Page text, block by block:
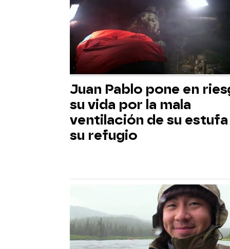
Juan Pablo pone en
su vida por la mala
ventilación de su estufa
su refugio